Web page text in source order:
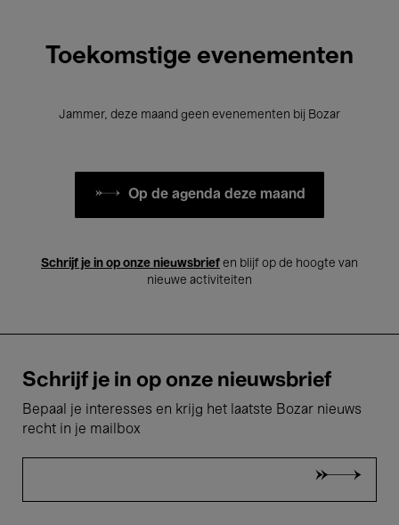
Toekomstige evenementen
Jammer, deze maand geen evenementen bij Bozar
Op de agenda deze maand
Schrijf je in op onze nieuwsbrief en blijf op de hoogte van
nieuwe activiteiten
Schrijf je in op onze nieuwsbrief
Bepaal je interesses en krijg het laatste Bozar nieuws
recht in je mailbox